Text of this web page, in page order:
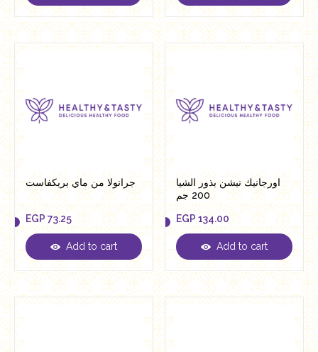
جرانولا من ماي بريكفاست
EGP 73.25
EGP 73.25
Add to cart
اورجانيك نيشن بذور الشيا
200 جم
EGP 134.00
EGP 134.00
Add to cart